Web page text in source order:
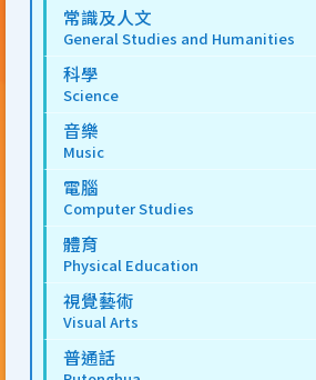
常識及人文
General Studies and Humanities
科學
Science
音樂
Music
電腦
Computer Studies
體育
Physical Education
視覺藝術
Visual Arts
普通話